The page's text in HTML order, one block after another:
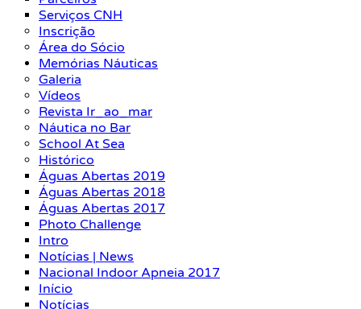
Serviços CNH
Inscrição
Área do Sócio
Memórias Náuticas
Galeria
Vídeos
Revista Ir_ao_mar
Náutica no Bar
School At Sea
Histórico
Águas Abertas 2019
Águas Abertas 2018
Águas Abertas 2017
Photo Challenge
Intro
Notícias | News
Nacional Indoor Apneia 2017
Início
Notícias